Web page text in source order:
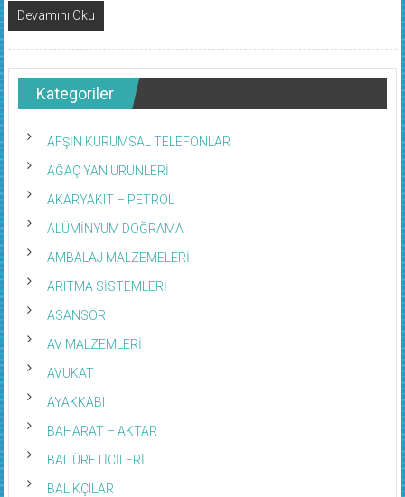
Devamını Oku
Kategoriler
AFŞİN KURUMSAL TELEFONLAR
AĞAÇ YAN ÜRÜNLERİ
AKARYAKIT – PETROL
ALÜMİNYUM DOĞRAMA
AMBALAJ MALZEMELERİ
ARITMA SİSTEMLERİ
ASANSÖR
AV MALZEMLERİ
AVUKAT
AYAKKABI
BAHARAT – AKTAR
BAL ÜRETİCİLERİ
BALIKÇILAR